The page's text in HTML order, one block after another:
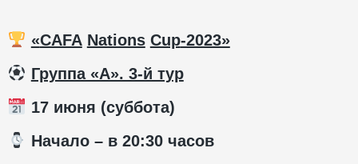
«CAFA Nations Cup-2023»
Группа «А». 3-й тур
17 июня (суббота)
️ Начало – в 20:30 часов